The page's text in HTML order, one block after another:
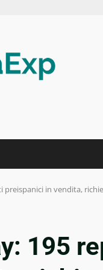
preispanici in vendita,
195